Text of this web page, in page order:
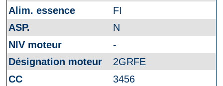
FI
N
-
2GRFE
3456